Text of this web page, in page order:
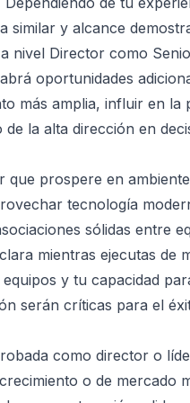
similar y alcance
nivel Director como
oportunidades
más amplia, influir en
de la alta dirección en
que prospere en
tecnología
sólidas entre
mientras ejecutas de
y tu capacidad
serán críticas para el
como director o
o de mercado